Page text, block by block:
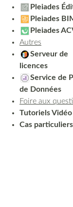
Pleiades
Pleiades
Pleiades
Autres
Serveur de
licences
Service de
de Données
Foire aux
Tutoriels Vidéo
Cas particuliers